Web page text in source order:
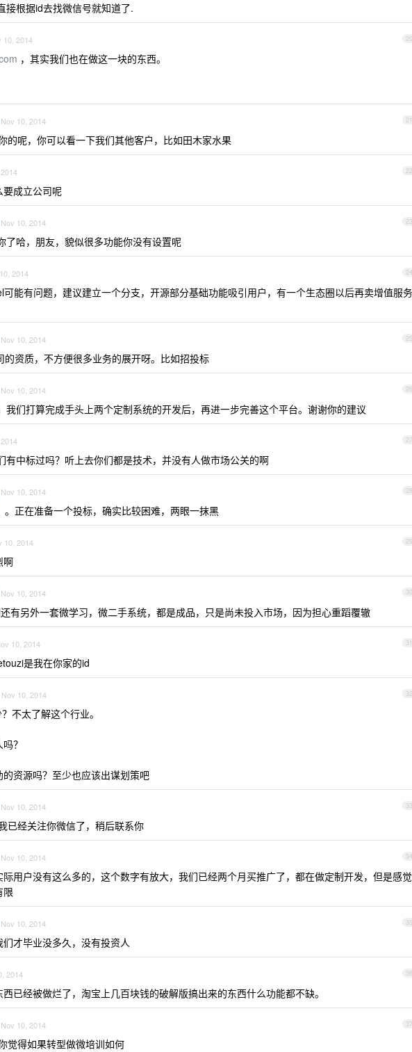
接根据id去找微信号就知道了.
20
10, 2014
，其实我们也在做这一块的东西。
21
Nov 10, 2014
的呢，你可以看一下我们其他客户，比如田木家水果
22
成立公司呢
23
Nov 10, 2014
了哈，朋友，貌似很多功能你没有设置呢
24
2014
能有问题，建议建立一个分支，开源部分基础功能吸引用户，有一个生态圈以后再卖增值服务
25
Nov 10, 2014
的资质，不方便很多业务的展开呀。比如招投标
26
Nov 10, 2014
我们打算完成手头上两个定制系统的开发后，再进一步完善这个平台。谢谢你的建议
27
有中标过吗？听上去你们都是技术，并没有人做市场公关的啊
28
Nov 10, 2014
。正在准备一个投标，确实比较困难，两眼一抹黑
29
10, 2014
啊
30
Nov 10, 2014
有另外一套微学习，微二手系统，都是成品，只是尚未投入市场，因为担心重蹈覆辙
31
10, 2014
是我在你家的id
32
Nov 10, 2014
不太了解这个行业。
？
资源吗？至少也应该出谋划策吧
33
Nov 10, 2014
已经关注你微信了，稍后联系你
34
Nov 10, 2014
际用户没有这么多的，这个数字有放大，我们已经两个月买推广了，都在做定制开发，但是感觉
限
35
Nov 10, 2014
们才毕业没多久，没有投资人
36
2014
已经被做烂了，淘宝上几百块钱的破解版搞出来的东西什么功能都不缺。
37
Nov 10, 2014
觉得如果转型做微培训如何